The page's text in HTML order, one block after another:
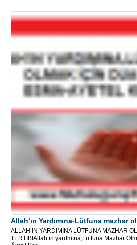
Allah’ın Yardımına-Lütfuna mazhar
ALLAH’IN YARDIMINA LÜTFUNA MAZHAR
TERTİBİAllah’ın yardmına,Lutfuna Mazhar